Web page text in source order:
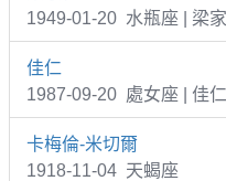
1949-01-20 水瓶座 | 梁
佳仁
1987-09-20 處女座 | 佳
卡梅倫-米切爾
1918-11-04 天蝎座